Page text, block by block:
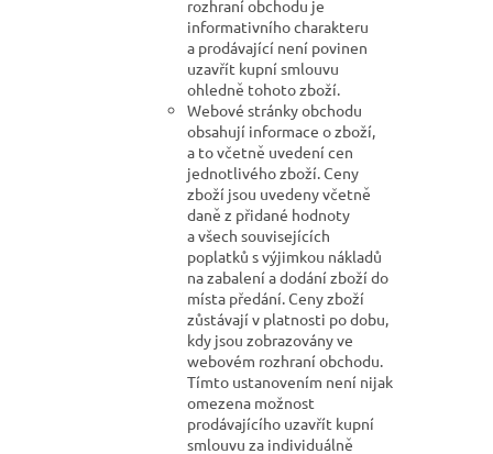
rozhraní obchodu je
informativního charakteru
a prodávající není povinen
uzavřít kupní smlouvu
ohledně tohoto zboží.
Webové stránky obchodu
obsahují informace o zboží,
a to včetně uvedení cen
jednotlivého zboží. Ceny
zboží jsou uvedeny včetně
daně z přidané hodnoty
a všech souvisejících
poplatků s výjimkou nákladů
na zabalení a dodání zboží do
místa předání. Ceny zboží
zůstávají v platnosti po dobu,
kdy jsou zobrazovány ve
webovém rozhraní obchodu.
Tímto ustanovením není nijak
omezena možnost
prodávajícího uzavřít kupní
smlouvu za individuálně